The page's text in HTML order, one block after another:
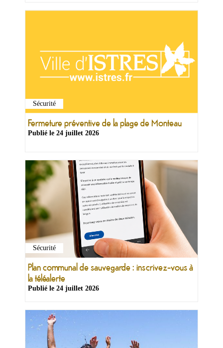
Sécurité
Fermeture préventive de la plage de Monteau
Publié le 24 juillet 2026
Sécurité
Plan communal de sauvegarde : inscrivez-vous à
la téléalerte
Publié le 24 juillet 2026